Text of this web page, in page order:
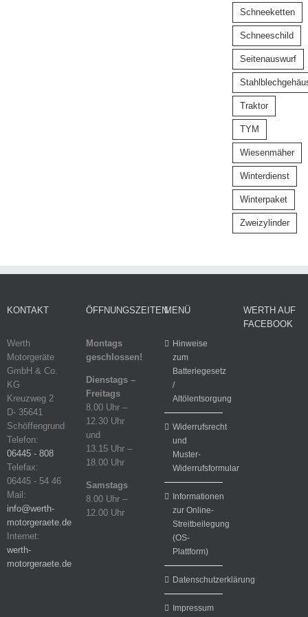
Schneeketten
Schneeschild
Seitenauswurf
Traktor
TYM
Wiesenmäher
Winterdienst
Winterpaket
Zweizylinder
KONTAKT
Werth
Motorgeräte
GmbH & Co.
KG
Kreuzweg 2
D- 35641
Schöffengrund
Telefon:
06445 - 808
Telefax:
06445 - 54 46
Mail:
info@werth-
motorgeraete.de
Internet:
werth-
motorgeraete.de
ÖFFNUNGSZEITEN
Montags
geschlossen!
Dienstags –
Freitags
8.00 Uhr –
12.30 Uhr
und
13.15 Uhr –
18.00 Uhr
Samstags
8.00 Uhr –
12.00 Uhr
MENÜ
Hinweise
zum
Batteriegesetz
/
Altölentsorgung
Widerrufsrecht
und
Muster-
Widerrufsformular
Informationen
zur Online-
Streitbeilegung
(OS-
Plattform)
Datenschutzerklärung
Impressum
WERTH AUF
FACEBOOK